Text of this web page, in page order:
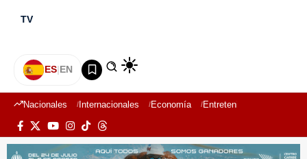
TV
ES|EN
Nacionales Internacionales Economía Entretenimiento